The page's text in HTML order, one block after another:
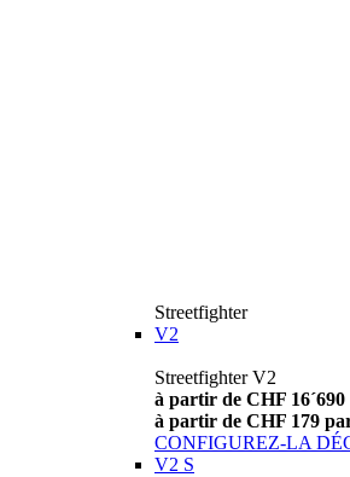
Streetfighter
V2
Streetfighter V2
à partir de CHF 16´690
à partir de CHF 179
CONFIGUREZ-LA
V2 S